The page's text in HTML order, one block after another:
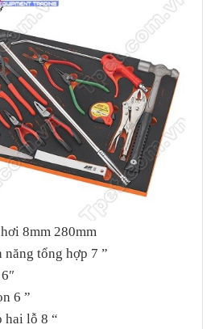
8mm 280mm
năng tổng hợp 7 ”
6 ”
hai lỗ 8 “